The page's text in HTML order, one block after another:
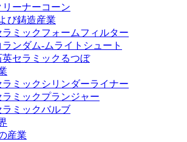
リーナーコーン
び鋳造産業
ラミックフォームフィルター
ランダム-ムライトシュート
英セラミックるつぼ
ラミックシリンダーライナー
ラミックプランジャー
ラミックバルブ
産業